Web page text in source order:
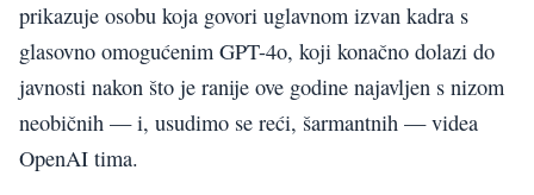
prikazuje osobu koja govori uglavnom izvan kadra s
glasovno omogućenim GPT-4o, koji konačno dolazi do
javnosti nakon što je ranije ove godine najavljen s nizom
neobičnih — i, usudimo se reći, šarmantnih — videa
OpenAI tima.